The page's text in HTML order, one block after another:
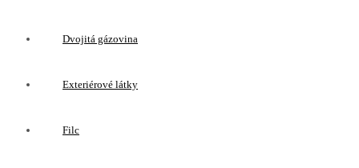
Dvojitá gázovina
Exteriérové látky
Filc